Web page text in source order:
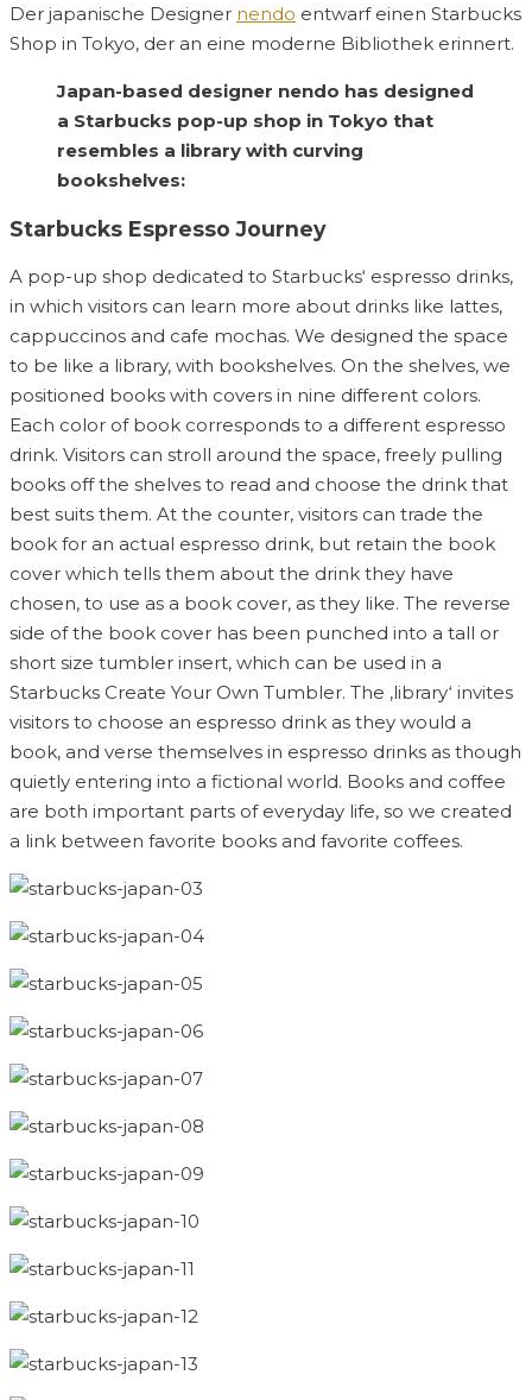
Der japanische Designer nendo entwarf einen Starbucks
Shop in Tokyo, der an eine moderne Bibliothek erinnert.
Japan-based designer nendo has designed
a Starbucks pop-up shop in Tokyo that
resembles a library with curving
bookshelves:
Starbucks Espresso Journey
A pop-up shop dedicated to Starbucks‘ espresso drinks,
in which visitors can learn more about drinks like lattes,
cappuccinos and cafe mochas. We designed the space
to be like a library, with bookshelves. On the shelves, we
positioned books with covers in nine different colors.
Each color of book corresponds to a different espresso
drink. Visitors can stroll around the space, freely pulling
books off the shelves to read and choose the drink that
best suits them. At the counter, visitors can trade the
book for an actual espresso drink, but retain the book
cover which tells them about the drink they have
chosen, to use as a book cover, as they like. The reverse
side of the book cover has been punched into a tall or
short size tumbler insert, which can be used in a
Starbucks Create Your Own Tumbler. The ‚library‘ invites
visitors to choose an espresso drink as they would a
book, and verse themselves in espresso drinks as though
quietly entering into a fictional world. Books and coffee
are both important parts of everyday life, so we created
a link between favorite books and favorite coffees.